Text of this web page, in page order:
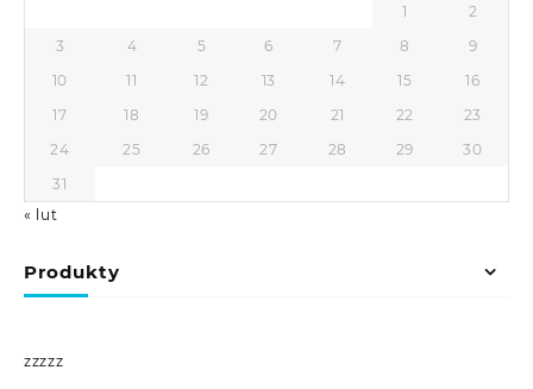
1
2
3
4 5 6 7 8
9
10
11 12 13 14 15
16
17
18 19 20 21 22
23
24
25 26 27 28 29
30
31
« lut
Produkty
zzzzz